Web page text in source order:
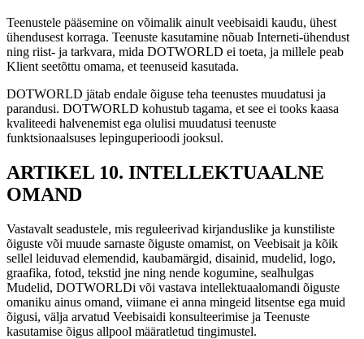
Teenustele pääsemine on võimalik ainult veebisaidi kaudu, ühest
ühendusest korraga. Teenuste kasutamine nõuab Interneti-ühendust
ning riist- ja tarkvara, mida DOTWORLD ei toeta, ja millele peab
Klient seetõttu omama, et teenuseid kasutada.
DOTWORLD jätab endale õiguse teha teenustes muudatusi ja
parandusi. DOTWORLD kohustub tagama, et see ei tooks kaasa
kvaliteedi halvenemist ega olulisi muudatusi teenuste
funktsionaalsuses lepinguperioodi jooksul.
ARTIKEL 10. INTELLEKTUAALNE
OMAND
Vastavalt seadustele, mis reguleerivad kirjanduslike ja kunstiliste
õiguste või muude sarnaste õiguste omamist, on Veebisait ja kõik
sellel leiduvad elemendid, kaubamärgid, disainid, mudelid, logo,
graafika, fotod, tekstid jne ning nende kogumine, sealhulgas
Mudelid, DOTWORLDi või vastava intellektuaalomandi õiguste
omaniku ainus omand, viimane ei anna mingeid litsentse ega muid
õigusi, välja arvatud Veebisaidi konsulteerimise ja Teenuste
kasutamise õigus allpool määratletud tingimustel.